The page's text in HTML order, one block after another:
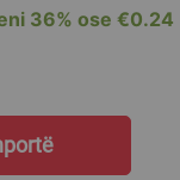
36% ose €0.24